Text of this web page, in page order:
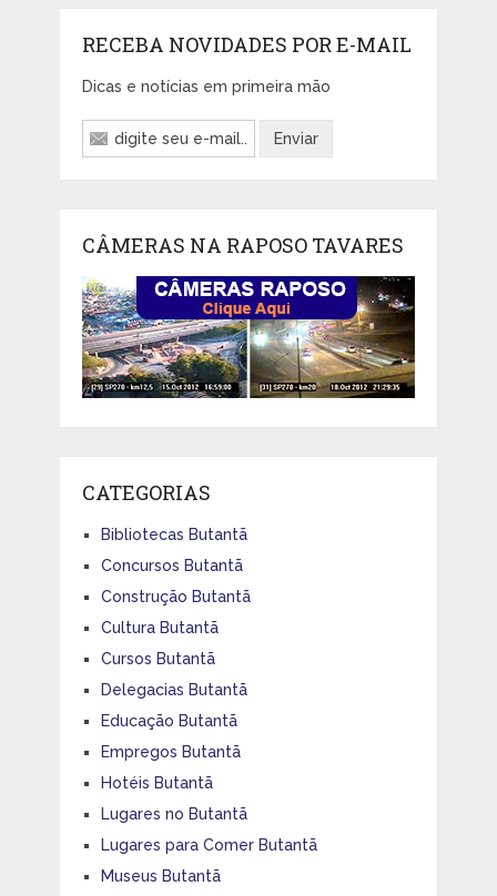
RECEBA NOVIDADES POR E-MAIL
Dicas e notícias em primeira mão
CÂMERAS NA RAPOSO TAVARES
CATEGORIAS
Bibliotecas Butantã
Concursos Butantã
Construção Butantã
Cultura Butantã
Cursos Butantã
Delegacias Butantã
Educação Butantã
Empregos Butantã
Hotéis Butantã
Lugares no Butantã
Lugares para Comer Butantã
Museus Butantã